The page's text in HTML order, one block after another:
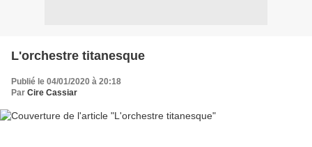
L'orchestre titanesque
Publié le 04/01/2020 à 20:18
Par Cire Cassiar